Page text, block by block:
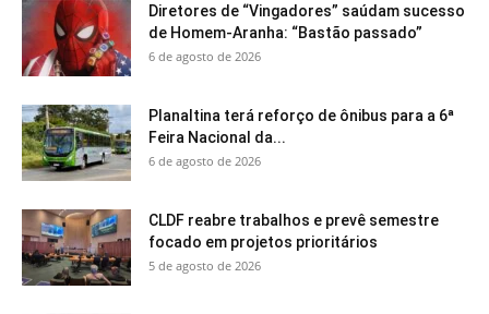
Diretores de “Vingadores” saúdam sucesso
de Homem-Aranha: “Bastão passado”
6 de agosto de 2026
Planaltina terá reforço de ônibus para a 6ª
Feira Nacional da...
6 de agosto de 2026
CLDF reabre trabalhos e prevê semestre
focado em projetos prioritários
5 de agosto de 2026